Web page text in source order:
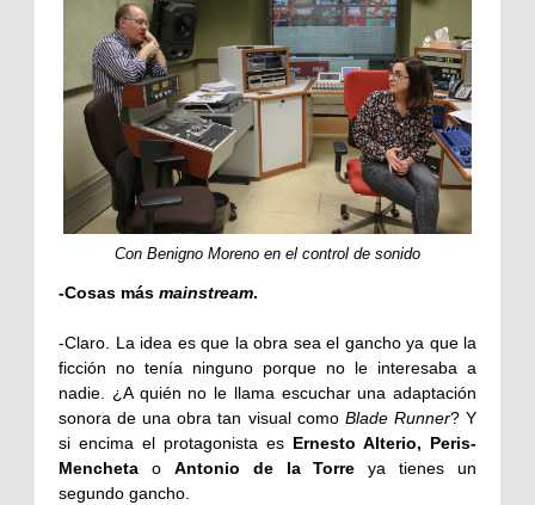
Con Benigno Moreno en el control de sonido
-Cosas más mainstream.
-Claro. La idea es que la obra sea el gancho ya que la
ficción no tenía ninguno porque no le interesaba a
nadie. ¿A quién no le llama escuchar una adaptación
sonora de una obra tan visual como Blade Runner? Y
si encima el protagonista es Ernesto Alterio, Peris-
Mencheta o Antonio de la Torreya tienes un
segundo gancho.